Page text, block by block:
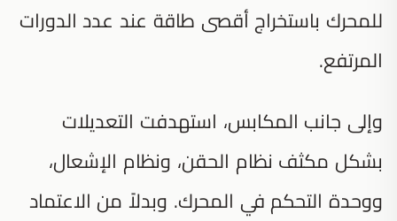
للمحرك باستخراج أقصى طاقة عند عدد الدورات
المرتفع.
وإلى جانب المكابس، استهدفت التعديلات
بشكل مكثف نظام الحقن، ونظام الإشعال،
ووحدة التحكم في المحرك. وبدلاً من الاعتماد